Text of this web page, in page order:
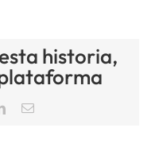
historia,
LinkedInCorreo